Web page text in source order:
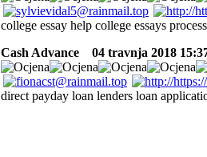
college essay help college essays
Cash Advance
04 travnja 2018
direct payday loan lenders loan